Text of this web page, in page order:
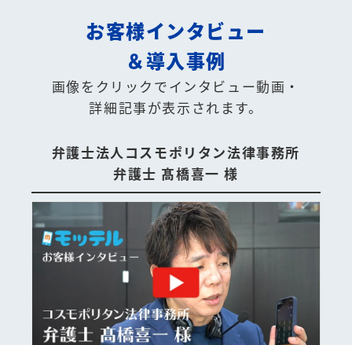
お客様インタビュー
＆導入事例
画像をクリックでインタビュー動画・
詳細記事が表示されます。
弁護士法人コスモポリタン法律事務所
弁護士 髙橋喜一 様